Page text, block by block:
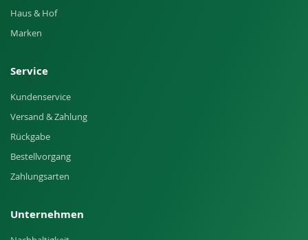
Haus & Hof
Marken
Service
Kundenservice
Versand & Zahlung
Rückgabe
Bestellvorgang
Zahlungsarten
Unternehmen